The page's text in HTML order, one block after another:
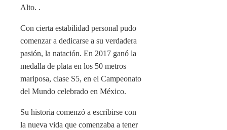
Alto. .
Con cierta estabilidad personal pudo
comenzar a dedicarse a su verdadera
pasión, la natación. En 2017 ganó la
medalla de plata en los 50 metros
mariposa, clase S5, en el Campeonato
del Mundo celebrado en México.
Su historia comenzó a escribirse con
la nueva vida que comenzaba a tener